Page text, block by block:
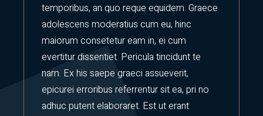
temporibus, an quo reque equidem. Graece
adolescens moderatius cum eu, hinc
maiorum consetetur eam in, ei cum
evertitur dissentiet. Pericula tincidunt te
nam. Ex his saepe graeci assueverit,
epicurei erroribus referrentur sit ea, pri no
adhuc putent elaboraret. Est ut erant